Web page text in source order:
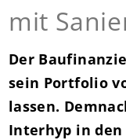
mit
Der
sein Portfolio
lassen.
Interhyp in